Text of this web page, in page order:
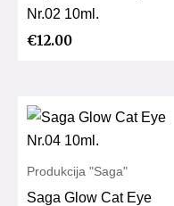
Nr.02 10ml.
€12.00
Produkcija "Saga"
Saga Glow Cat Eye